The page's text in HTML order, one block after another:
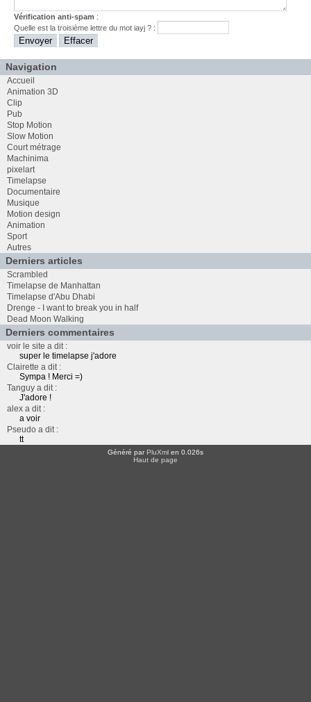
Vérification anti-spam :
Quelle est latroisième lettre du motiayj ? :
Navigation
Accueil
Animation 3D
Clip
Pub
Stop Motion
Slow Motion
Court métrage
Machinima
pixelart
Timelapse
Documentaire
Musique
Motion design
Animation
Sport
Autres
Derniers articles
Scrambled
Timelapse de Manhattan
Timelapse d'Abu Dhabi
Drenge - I want to break you in half
Dead Moon Walking
Derniers commentaires
voir le site a dit :
super le timelapse j'adore
Clairette a dit :
Sympa ! Merci =)
Tanguy a dit :
J'adore !
alex a dit :
a voir
Pseudo a dit :
tt
Généré parPluXml en 0.026s
Haut de page